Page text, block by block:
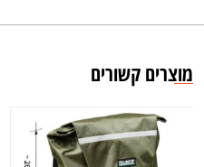
מוצרים קשורים